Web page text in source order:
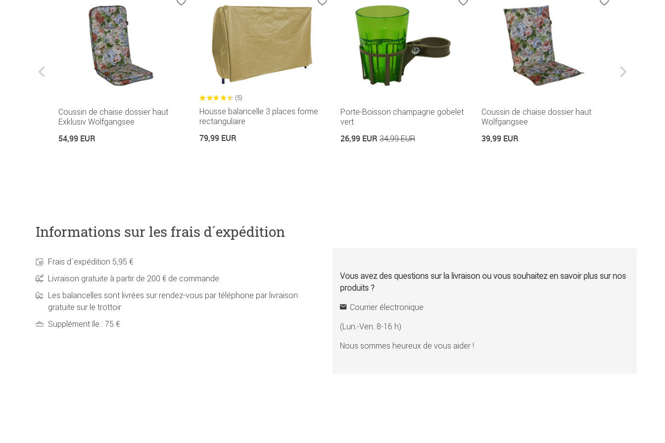
Coussin de chaise dossier haut
Exklusiv Wolfgangsee
54,99 EUR
(5)
Housse balancelle 3 places forme
rectangulaire
79,99 EUR
Porte-Boisson champagne gobelet
vert
26,99 EUR 34,99 EUR
Coussin de chaise dossier haut
Wolfgangsee
39,99 EUR
Informations sur les frais d´expédition
Frais d´expédition 5,95 €
Livraison gratuite à partir de 200 € de commande
Les balancelles sont livrées sur rendez-vous par téléphone par livraison
gratuite sur le trottoir
Supplément île : 75 €
Vous avez des questions sur la livraison ou vous souhaitez en savoir plus sur nos
produits ?
Courrier électronique
(Lun.-Ven. 8-16 h)
Nous sommes heureux de vous aider !